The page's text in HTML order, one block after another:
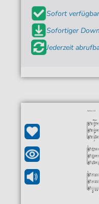
Sofort
Sofortiger
Jederzeit